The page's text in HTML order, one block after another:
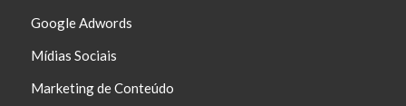
Google Adwords
Mídias Sociais
Marketing de Conteúdo